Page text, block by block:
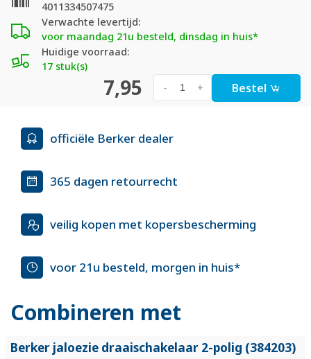
Verwachte levertijd:
voor maandag 21u besteld, dinsdag in huis*
Huidige voorraad:
17 stuk(s)
4011334507475
7,95 +
- Bestel
officiële Berker dealer
365 dagen retourrecht
veilig kopen met kopersbescherming
voor 21u besteld, morgen in huis*
Combineren met
Berker jaloezie draaischakelaar 2-polig (384203)